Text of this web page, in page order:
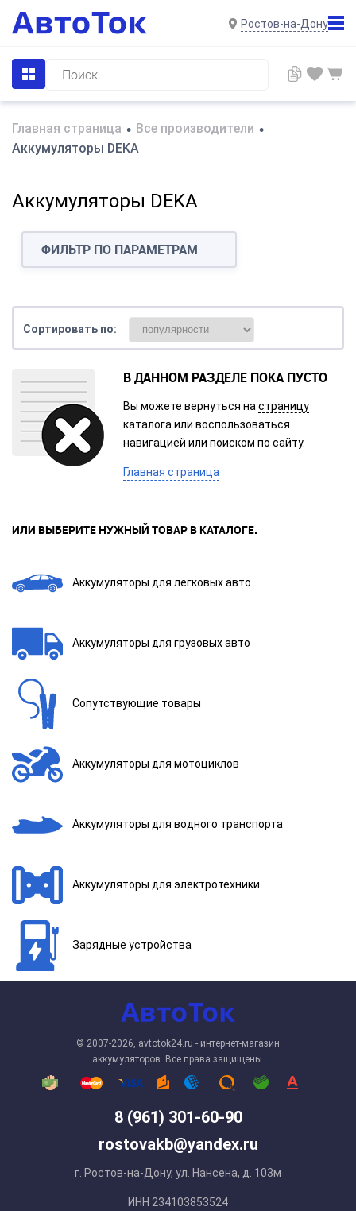
Ростов-на-Дону
Главная страница • Все производители •
Аккумуляторы DEKA
Аккумуляторы DEKA
ФИЛЬТР ПО ПАРАМЕТРАМ
Сортировать по:
В ДАННОМ РАЗДЕЛЕ ПОКА ПУСТО
Вы можете вернуться на страницу
каталога или воспользоваться
навигацией или поиском по сайту.
Главная страница
ИЛИ ВЫБЕРИТЕ НУЖНЫЙ ТОВАР В КАТАЛОГЕ.
Аккумуляторы для легковых авто
Аккумуляторы для грузовых авто
Сопутствующие товары
Аккумуляторы для мотоциклов
Аккумуляторы для водного транспорта
Аккумуляторы для электротехники
Зарядные устройства
8 (961) 301-60-90
rostovakb@yandex.ru
г. Ростов-на-Дону, ул. Нансена, д. 103м
ИНН 234103853524
© 2007-2026, avtotok24.ru - интернет-магазин
аккумуляторов. Все права защищены.